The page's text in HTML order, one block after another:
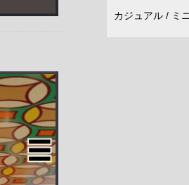
カジュアル / ミ